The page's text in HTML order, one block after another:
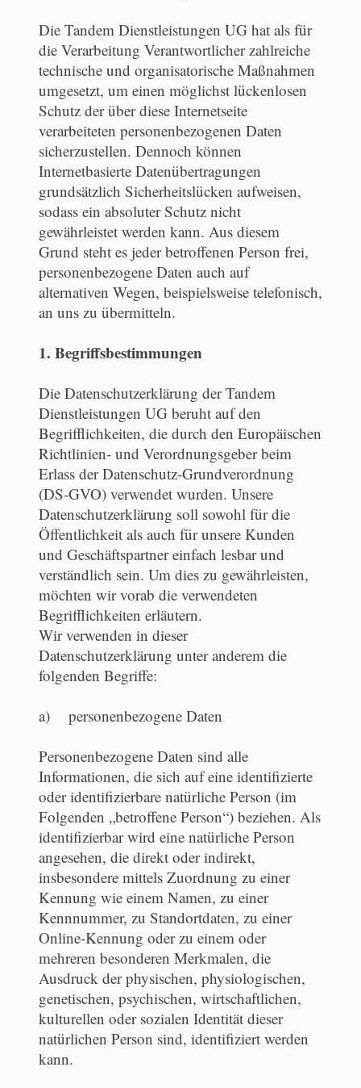
Die Tandem Dienstleistungen UG hat als für
die Verarbeitung Verantwortlicher zahlreiche
technische und organisatorische Maßnahmen
umgesetzt, um einen möglichst lückenlosen
Schutz der über diese Internetseite
verarbeiteten personenbezogenen Daten
sicherzustellen. Dennoch können
Internetbasierte Datenübertragungen
grundsätzlich Sicherheitslücken aufweisen,
sodass ein absoluter Schutz nicht
gewährleistet werden kann. Aus diesem
Grund steht es jeder betroffenen Person frei,
personenbezogene Daten auch auf
alternativen Wegen, beispielsweise telefonisch,
an uns zu übermitteln.
1. Begriffsbestimmungen
Die Datenschutzerklärung der Tandem
Dienstleistungen UG beruht auf den
Begrifflichkeiten, die durch den Europäischen
Richtlinien- und Verordnungsgeber beim
Erlass der Datenschutz-Grundverordnung
(DS-GVO) verwendet wurden. Unsere
Datenschutzerklärung soll sowohl für die
Öffentlichkeit als auch für unsere Kunden
und Geschäftspartner einfach lesbar und
verständlich sein. Um dies zu gewährleisten,
möchten wir vorab die verwendeten
Begrifflichkeiten erläutern.
Wir verwenden in dieser
Datenschutzerklärung unter anderem die
folgenden Begriffe:
a) personenbezogene Daten
Personenbezogene Daten sind alle
Informationen, die sich auf eine identifizierte
oder identifizierbare natürliche Person (im
Folgenden „betroffene Person“) beziehen. Als
identifizierbar wird eine natürliche Person
angesehen, die direkt oder indirekt,
insbesondere mittels Zuordnung zu einer
Kennung wie einem Namen, zu einer
Kennnummer, zu Standortdaten, zu einer
Online-Kennung oder zu einem oder
mehreren besonderen Merkmalen, die
Ausdruck der physischen, physiologischen,
genetischen, psychischen, wirtschaftlichen,
kulturellen oder sozialen Identität dieser
natürlichen Person sind, identifiziert werden
kann.